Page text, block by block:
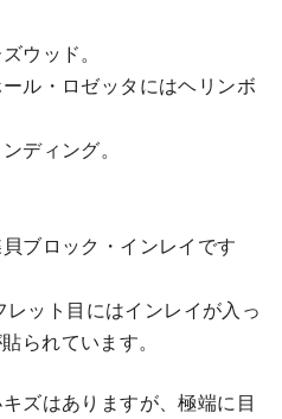
ウッド。
ル・ロゼッタにはヘリンボ
ディング。
ブロック・インレイです
ット目にはインレイが入っ
られています。
ズはありますが、極端に目